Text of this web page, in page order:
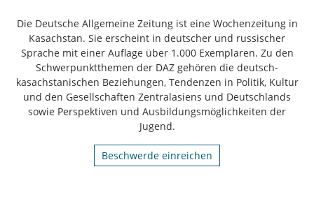
Die Deutsche Allgemeine Zeitung ist eine Wochenzeitung in
Kasachstan. Sie erscheint in deutscher und russischer
Sprache mit einer Auflage über 1.000 Exemplaren. Zu den
Schwerpunktthemen der DAZ gehören die deutsch-
kasachstanischen Beziehungen, Tendenzen in Politik, Kultur
und den Gesellschaften Zentralasiens und Deutschlands
sowie Perspektiven und Ausbildungsmöglichkeiten der
Jugend.
Beschwerde einreichen